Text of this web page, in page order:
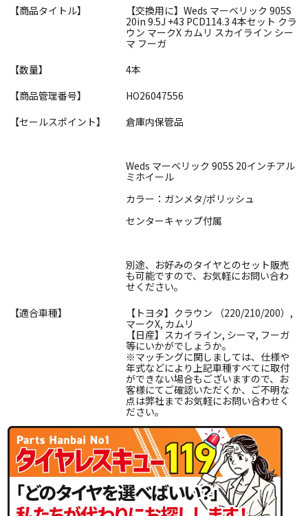
【商品タイトル】
【交換用に】Weds マーベリック 905S
20in 9.5J +43 PCD114.3 4本セット クラ
ウン マークX カムリ スカイライン シー
マ フーガ
【数量】
4本
【商品管理番号】
HO26047556
【セールスポイント】
倉庫内保管品
Weds マーベリック 905S 20インチアル
ミホイール
カラー：ガンメタ/ポリッシュ
センターキャップ付属
別途、お好みのタイヤとのセット販売
も可能ですので、お気軽にお問い合わ
せください。
【適合車種】
【トヨタ】クラウン （220/210/200）,
マークX, カムリ
【日産】スカイライン, シーマ, フーガ
等にいかがでしょうか。
※マッチングに関しましては、仕様や
年式などにより上記車種すべてに取付
ができない場合もございますので、お
客様にてご確認いただくか、ご不明な
点は弊社までお気軽にお問い合わせく
ださい。